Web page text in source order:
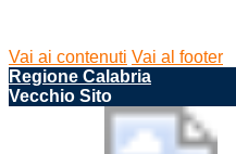
Vai ai contenuti Vai al footer
Regione Calabria
Vecchio Sito